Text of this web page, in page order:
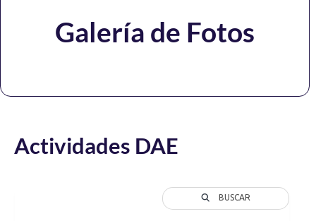
Galería de Fotos
Actividades DAE
BUSCAR